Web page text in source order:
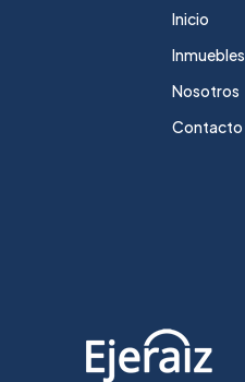
Inicio
Inmuebles
Nosotros
Contacto